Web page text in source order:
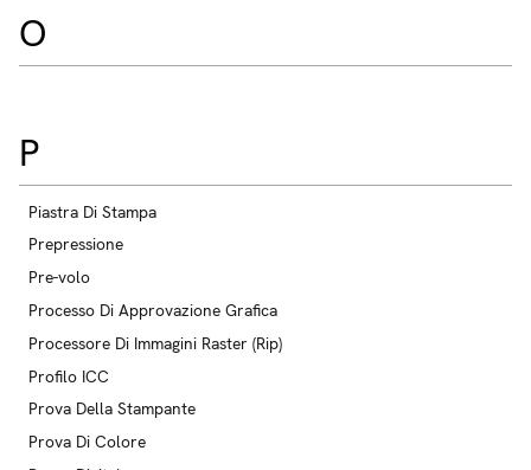
O
P
Piastra Di Stampa
Prepressione
Pre-volo
Processo Di Approvazione Grafica
Processore Di Immagini Raster (Rip)
Profilo ICC
Prova Della Stampante
Prova Di Colore